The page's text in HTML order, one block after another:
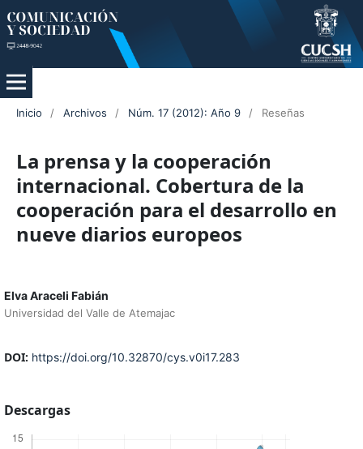
Inicio / Archivos / Núm. 17 (2012): Año 9 / Reseñas
La prensa y la cooperación
internacional. Cobertura de la
cooperación para el desarrollo en
nueve diarios europeos
Elva Araceli Fabián
Universidad del Valle de Atemajac
DOI: https://doi.org/10.32870/cys.v0i17.283
Descargas